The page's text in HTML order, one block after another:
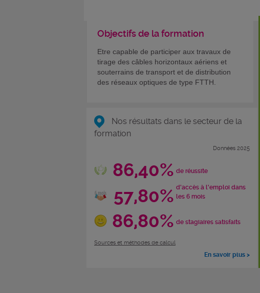
Objectifs de la formation
Etre capable de participer aux travaux de
tirage des câbles horizontaux aériens et
souterrains de transport et de distribution
des réseaux optiques de type FTTH.
Nos résultats dans le secteur de la
formation
Données 2025
86,40% de réussite
57,80% d'accès à l'emploi dans
les 6 mois
86,80% de stagiaires satisfaits
Sources et méthodes de calcul
En savoir plus >